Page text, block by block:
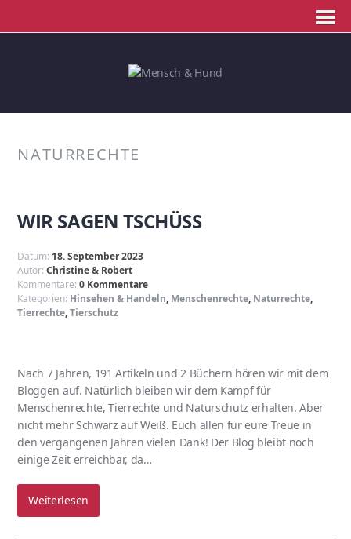
NATURRECHTE
WIR SAGEN TSCHÜSS
Datum: 18. September 2023
Autor:Christine & Robert
Kommentare:0 Kommentare
Kategorien: Hinsehen & Handeln, Menschenrechte, Naturrechte,
Tierrechte,Tierschutz
Nach 7 Jahren, 191 Artikeln und 2 Büchern hören wir mit dem
Bloggen auf. Natürlich bleiben wir dem Kampf für
Menschenrechte, Tierrechte und Naturschutz erhalten. Aber
nicht mehr Schwarz auf Weiß. Euch allen für eure Treue in
den vergangenen Jahren vielen Dank! Der Blog bleibt noch
einige Zeit erreichbar, da…
Weiterlesen